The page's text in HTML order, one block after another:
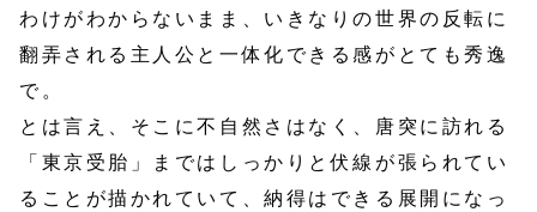
わけがわからないまま、いきなりの世界の反転に
翻弄される主人公と一体化できる感がとても秀逸
で。
とは言え、そこに不自然さはなく、唐突に訪れる
「東京受胎」まではしっかりと伏線が張られてい
ることが描かれていて、納得はできる展開になっ